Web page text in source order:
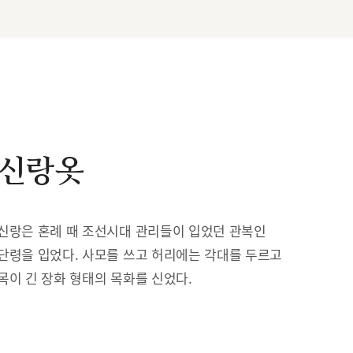
랑옷
랑은 혼례 때 조선시대 관리들이 입었던 관복인
령을 입었다. 사모를 쓰고 허리에는 각대를 두르고
이 긴 장화 형태의 목화를 신었다.